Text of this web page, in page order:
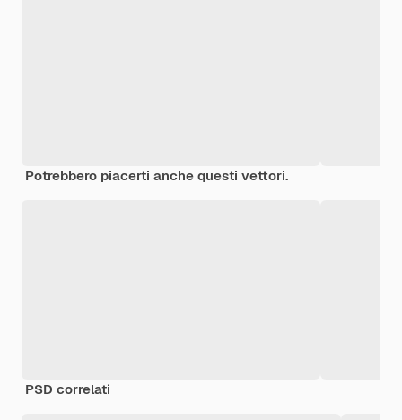
Potrebbero piacerti anche questi vettori.
PSD correlati